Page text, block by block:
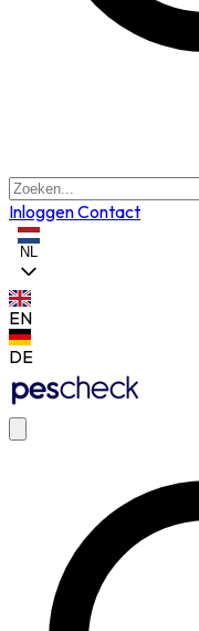
InloggenContact
NL
EN
DE